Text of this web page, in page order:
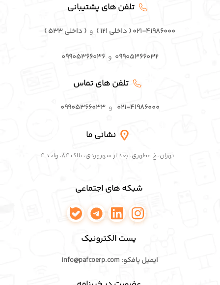
تلفن های پشتیبانی
۰۲۱-۴۱۹۸۶۰۰۰ ( داخلی ۱۲۱ ) و ( داخلی ۵۳۳ )
۰۹۹۰۵۳۶۶۰۳۲ و۰۹۹۰۵۳۶۶۰۳۶
تلفن های تماس
۰۲۱-۴۱۹۸۶۰۰۰ و۰۹۹۰۵۳۶۶۰۳۳
نشانی ما
تهران، خ مطهری، بعد از سهروردی، پلاک ۸۴، واحد ۴
شبکه های اجتماعی
اینستاگرام پافکو
لینکدین پافکو
تلگرام پافکوواتساپ پافکو
پست الکترونیک
ایمیل پافکو: info@pafcoerp.com